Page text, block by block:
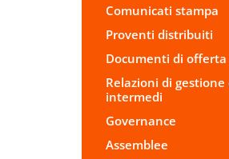
Comunicati stampa
Proventi distribuiti
Documenti di offerta
Relazioni di gestione
intermedi
Governance
Assemblee